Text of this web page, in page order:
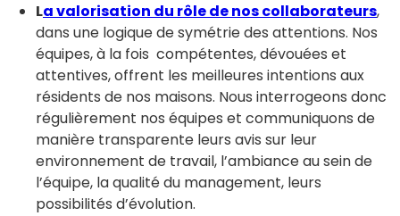
La valorisation du rôle de nos collaborateurs,
dans une logique de symétrie des attentions. Nos
équipes, à la fois compétentes, dévouées et
attentives, offrent les meilleures intentions aux
résidents de nos maisons. Nous interrogeons donc
régulièrement nos équipes et communiquons de
manière transparente leurs avis sur leur
environnement de travail, l’ambiance au sein de
l’équipe, la qualité du management, leurs
possibilités d’évolution.